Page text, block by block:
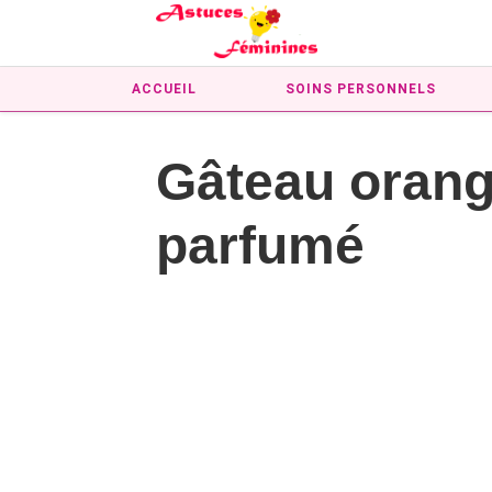
ACCUEIL SOINS PERSONNELS
Gâteau
parfumé